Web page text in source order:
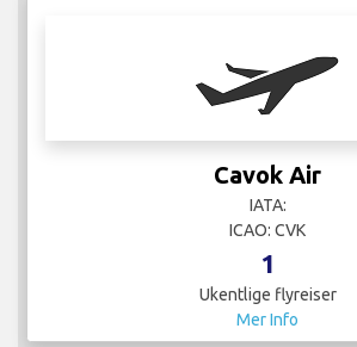
Cavok Air
IATA:
ICAO: CVK
1
Ukentlige flyreiser
Mer Info